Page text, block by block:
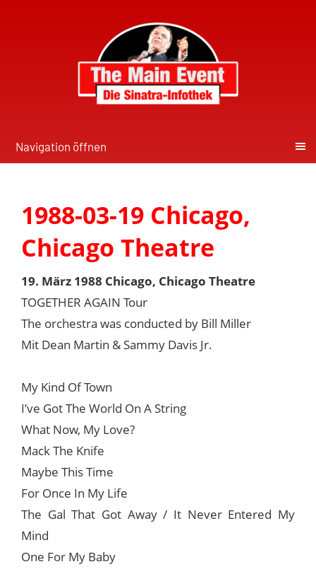
Navigation öffnen
1988-03-19 Chicago,
Chicago Theatre
19. März 1988 Chicago, Chicago Theatre
TOGETHER AGAIN Tour
The orchestra was conducted by Bill Miller
Mit Dean Martin & Sammy Davis Jr.
My Kind Of Town
I’ve Got The World On A String
What Now, My Love?
Mack The Knife
Maybe This Time
For Once In My Life
The Gal That Got Away / It Never Entered My
Mind
One For My Baby